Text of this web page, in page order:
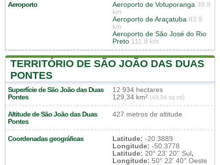
Aeroporto Aeroporto de Votuporanga 39.8
km
Aeroporto de Araçatuba 83.9
km
Aeroporto de São José do Rio
Preto 111.8 km
TERRITÓRIO DE SÃO JOÃO DAS DUAS
PONTES
Superfície de São João das Duas
Pontes
12 934 hectares
129,34 km² (49,94 sq mi)
Altitude de São João das Duas
Pontes
427 metros de altitude
Coordenadas geográficas Latitude: -20.3889
Longitude: -50.3778
Latitude: 20° 23' 20'' Sul,
Longitude: 50° 22' 40'' Oeste